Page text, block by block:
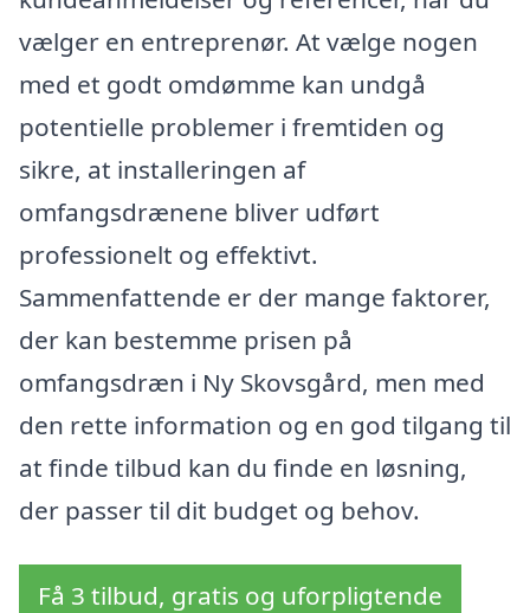
vælger en entreprenør. At vælge nogen
med et godt omdømme kan undgå
potentielle problemer i fremtiden og
sikre, at installeringen af
omfangsdrænene bliver udført
professionelt og effektivt.
Sammenfattende er der mange faktorer,
der kan bestemme prisen på
omfangsdræn i Ny Skovsgård, men med
den rette information og en god tilgang til
at finde tilbud kan du finde en løsning,
der passer til dit budget og behov.
Få 3 tilbud, gratis og uforpligtende